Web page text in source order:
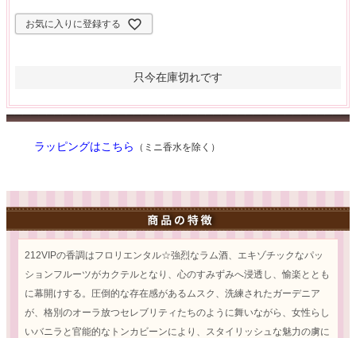
お気に入りに登録する
只今在庫切れです
ラッピングはこちら （ミニ香水を除く）
212VIPの香調はフロリエンタル☆強烈なラム酒、エキゾチックなパッ
ションフルーツがカクテルとなり、心のすみずみへ浸透し、愉楽ととも
に幕開けする。圧倒的な存在感があるムスク、洗練されたガーデニア
が、格別のオーラ放つセレブリティたちのように舞いながら、女性らし
いバニラと官能的なトンカビーンにより、スタイリッシュな魅力の虜に